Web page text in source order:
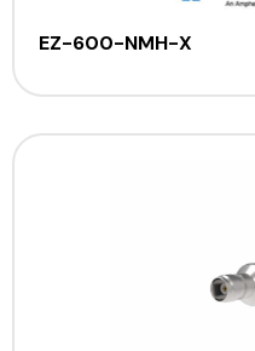
EZ-600-NMH-X